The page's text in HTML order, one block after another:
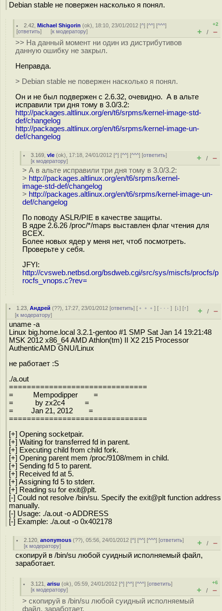
Debian stable не повержен насколько я понял.
2.42 ,Michael Shigorin (ok), 18:10, 23/01/2012 [^] [^^] [^^^]
[ответить] [к модератору]
+2
+ / –
>> На данный момент ни один из дистрибутивов
данную ошибку не закрыл.
Неправда.
> Debian stable не повержен насколько я понял.
Он и не был подвержен с 2.6.32, очевидно. А в альте
исправили три дня тому в 3.0/3.2:
http://packages.altlinux.org/en/t6/srpms/kernel-image-std-
def/changelog
http://packages.altlinux.org/en/t6/srpms/kernel-image-un-
def/changelog
3.169 ,vle (ok), 17:18, 24/01/2012 [^] [^^] [^^^] [ответить]
[к модератору] + / –
> А в альте исправили три дня тому в 3.0/3.2:
> http://packages.altlinux.org/en/t6/srpms/kernel-
image-std-def/changelog
> http://packages.altlinux.org/en/t6/srpms/kernel-image-un-
def/changelog
По поводу ASLR/PIE в качестве защиты.
В ядре 2.6.26 /proc/*/maps выставлен флаг чтения для
ВСЕХ.
Более новых ядер у меня нет, чтоб посмотреть.
Проверьте у себя.
JFYI:
http://cvsweb.netbsd.org/bsdweb.cgi/src/sys/miscfs/procfs/p
rocfs_vnops.c?rev=
1.23 ,Андрей (??), 17:27, 23/01/2012 [ответить] [ ﹢﹢﹢] [ · · ·][↓] [↑]
[к модератору] + / –
uname -a
Linux big.home.local 3.2.1-gentoo #1 SMP Sat Jan 14 19:21:48
MSK 2012 x86_64 AMD Athlon(tm) II X2 215 Processor
AuthenticAMD GNU/Linux
не работает :S
./a.out
===============================
= Mempodipper =
= by zx2c4 =
= Jan 21, 2012 =
===============================
[+] Opening socketpair.
[+] Waiting for transferred fd in parent.
[+] Executing child from child fork.
[+] Opening parent mem /proc/9108/mem in child.
[+] Sending fd 5 to parent.
[+] Received fd at 5.
[+] Assigning fd 5 to stderr.
[+] Reading su for exit@plt.
[-] Could not resolve /bin/su. Specify the exit@plt function address
manually.
[-] Usage: ./a.out -o ADDRESS
[-] Example: ./a.out -o 0x402178
2.120 ,anonymous (??), 05:56, 24/01/2012 [^] [^^] [^^^] [ответить]
[к модератору] + / –
скопируй в /bin/su любой суидный исполняемый файл,
заработает.
3.121 ,arisu (ok), 05:59, 24/01/2012 [^] [^^] [^^^] [ответить]
[к модератору]
+6
+ / –
> скопируй в /bin/su любой суидный исполняемый
файл, заработает.